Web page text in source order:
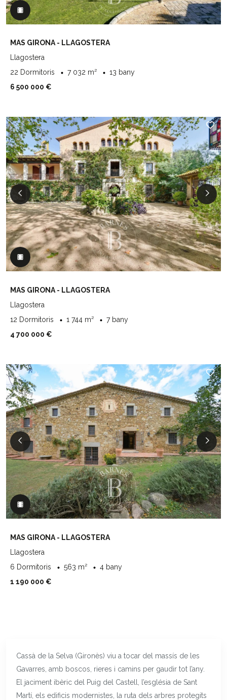
MAS GIRONA - LLAGOSTERA
Llagostera
22 Dormitoris
7 032 m²
13 bany
6 500 000 €
MAS GIRONA - LLAGOSTERA
Llagostera
12 Dormitoris
1 744 m²
7 bany
4 700 000 €
MAS GIRONA - LLAGOSTERA
Llagostera
6 Dormitoris
563 m²
4 bany
1 190 000 €
Cassà de la Selva (Gironès) viu a tocar del massís de les
Gavarres, amb boscos, rieres i camins per gaudir tot l’any.
El jaciment ibèric del Puig del Castell, l’església de Sant
Martí, els edificis modernistes, la ruta dels arbres protegits